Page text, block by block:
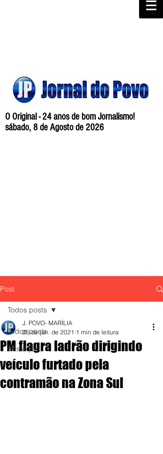
O Original - 24 anos de bom Jornalismo!
sábado, 8 de Agosto de 2026
Post
Todos posts
destaque,
Todos posts
PM flagra ladrão dirigindo
veículo furtado pela
contramão na Zona Sul
J. POVO- MARÍLIA
25 de jan. de 2021 1 min de leitura